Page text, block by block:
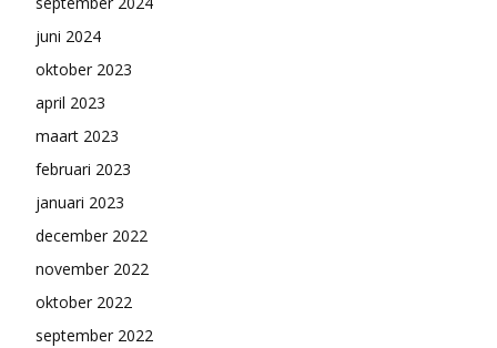
juni 2024
oktober 2023
april 2023
maart 2023
februari 2023
januari 2023
december 2022
november 2022
oktober 2022
september 2022